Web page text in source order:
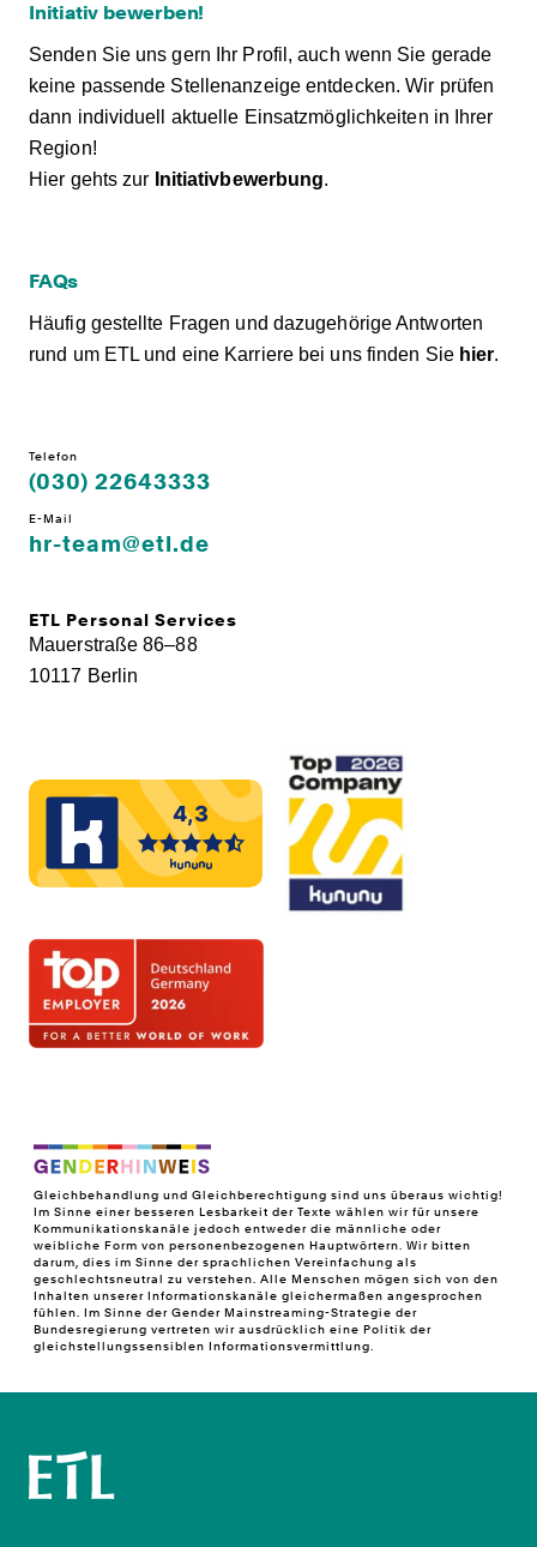
Initiativ bewerben!
Senden Sie uns gern Ihr Profil, auch wenn Sie gerade
keine passende Stellenanzeige entdecken. Wir prüfen
dann individuell aktuelle Einsatzmöglichkeiten in Ihrer
Region!
Hier gehts zur Initiativbewerbung.
FAQs
Häufig gestellte Fragen und dazugehörige Antworten
rund um ETL und eine Karriere bei uns finden Sie hier.
Telefon
(030) 22643333
E-Mail
hr-team@etl.de
ETL Personal Services
Mauerstraße 86–88
10117 Berlin
Gleichbehandlung und Gleichberechtigung sind uns überaus wichtig!
Im Sinne einer besseren Lesbarkeit der Texte wählen wir für unsere
Kommunikationskanäle jedoch entweder die männliche oder
weibliche Form von personenbezogenen Hauptwörtern. Wir bitten
darum, dies im Sinne der sprachlichen Vereinfachung als
geschlechtsneutral zu verstehen. Alle Menschen mögen sich von den
Inhalten unserer Informationskanäle gleichermaßen angesprochen
fühlen. Im Sinne der Gender Mainstreaming-Strategie der
Bundesregierung vertreten wir ausdrücklich eine Politik der
gleichstellungssensiblen Informationsvermittlung.